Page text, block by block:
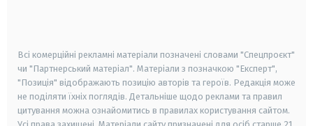
Всі комерційні рекламні матеріали позначені словами "Спецпроєкт"
чи "Партнерський матеріал". Матеріали з позначкою "Експерт",
"Позиція" відображають позицію авторів та героїв. Редакція може
не поділяти їхніх поглядів. Детальніше щодо реклами та правил
цитування можна ознайомитись в правилах користування сайтом.